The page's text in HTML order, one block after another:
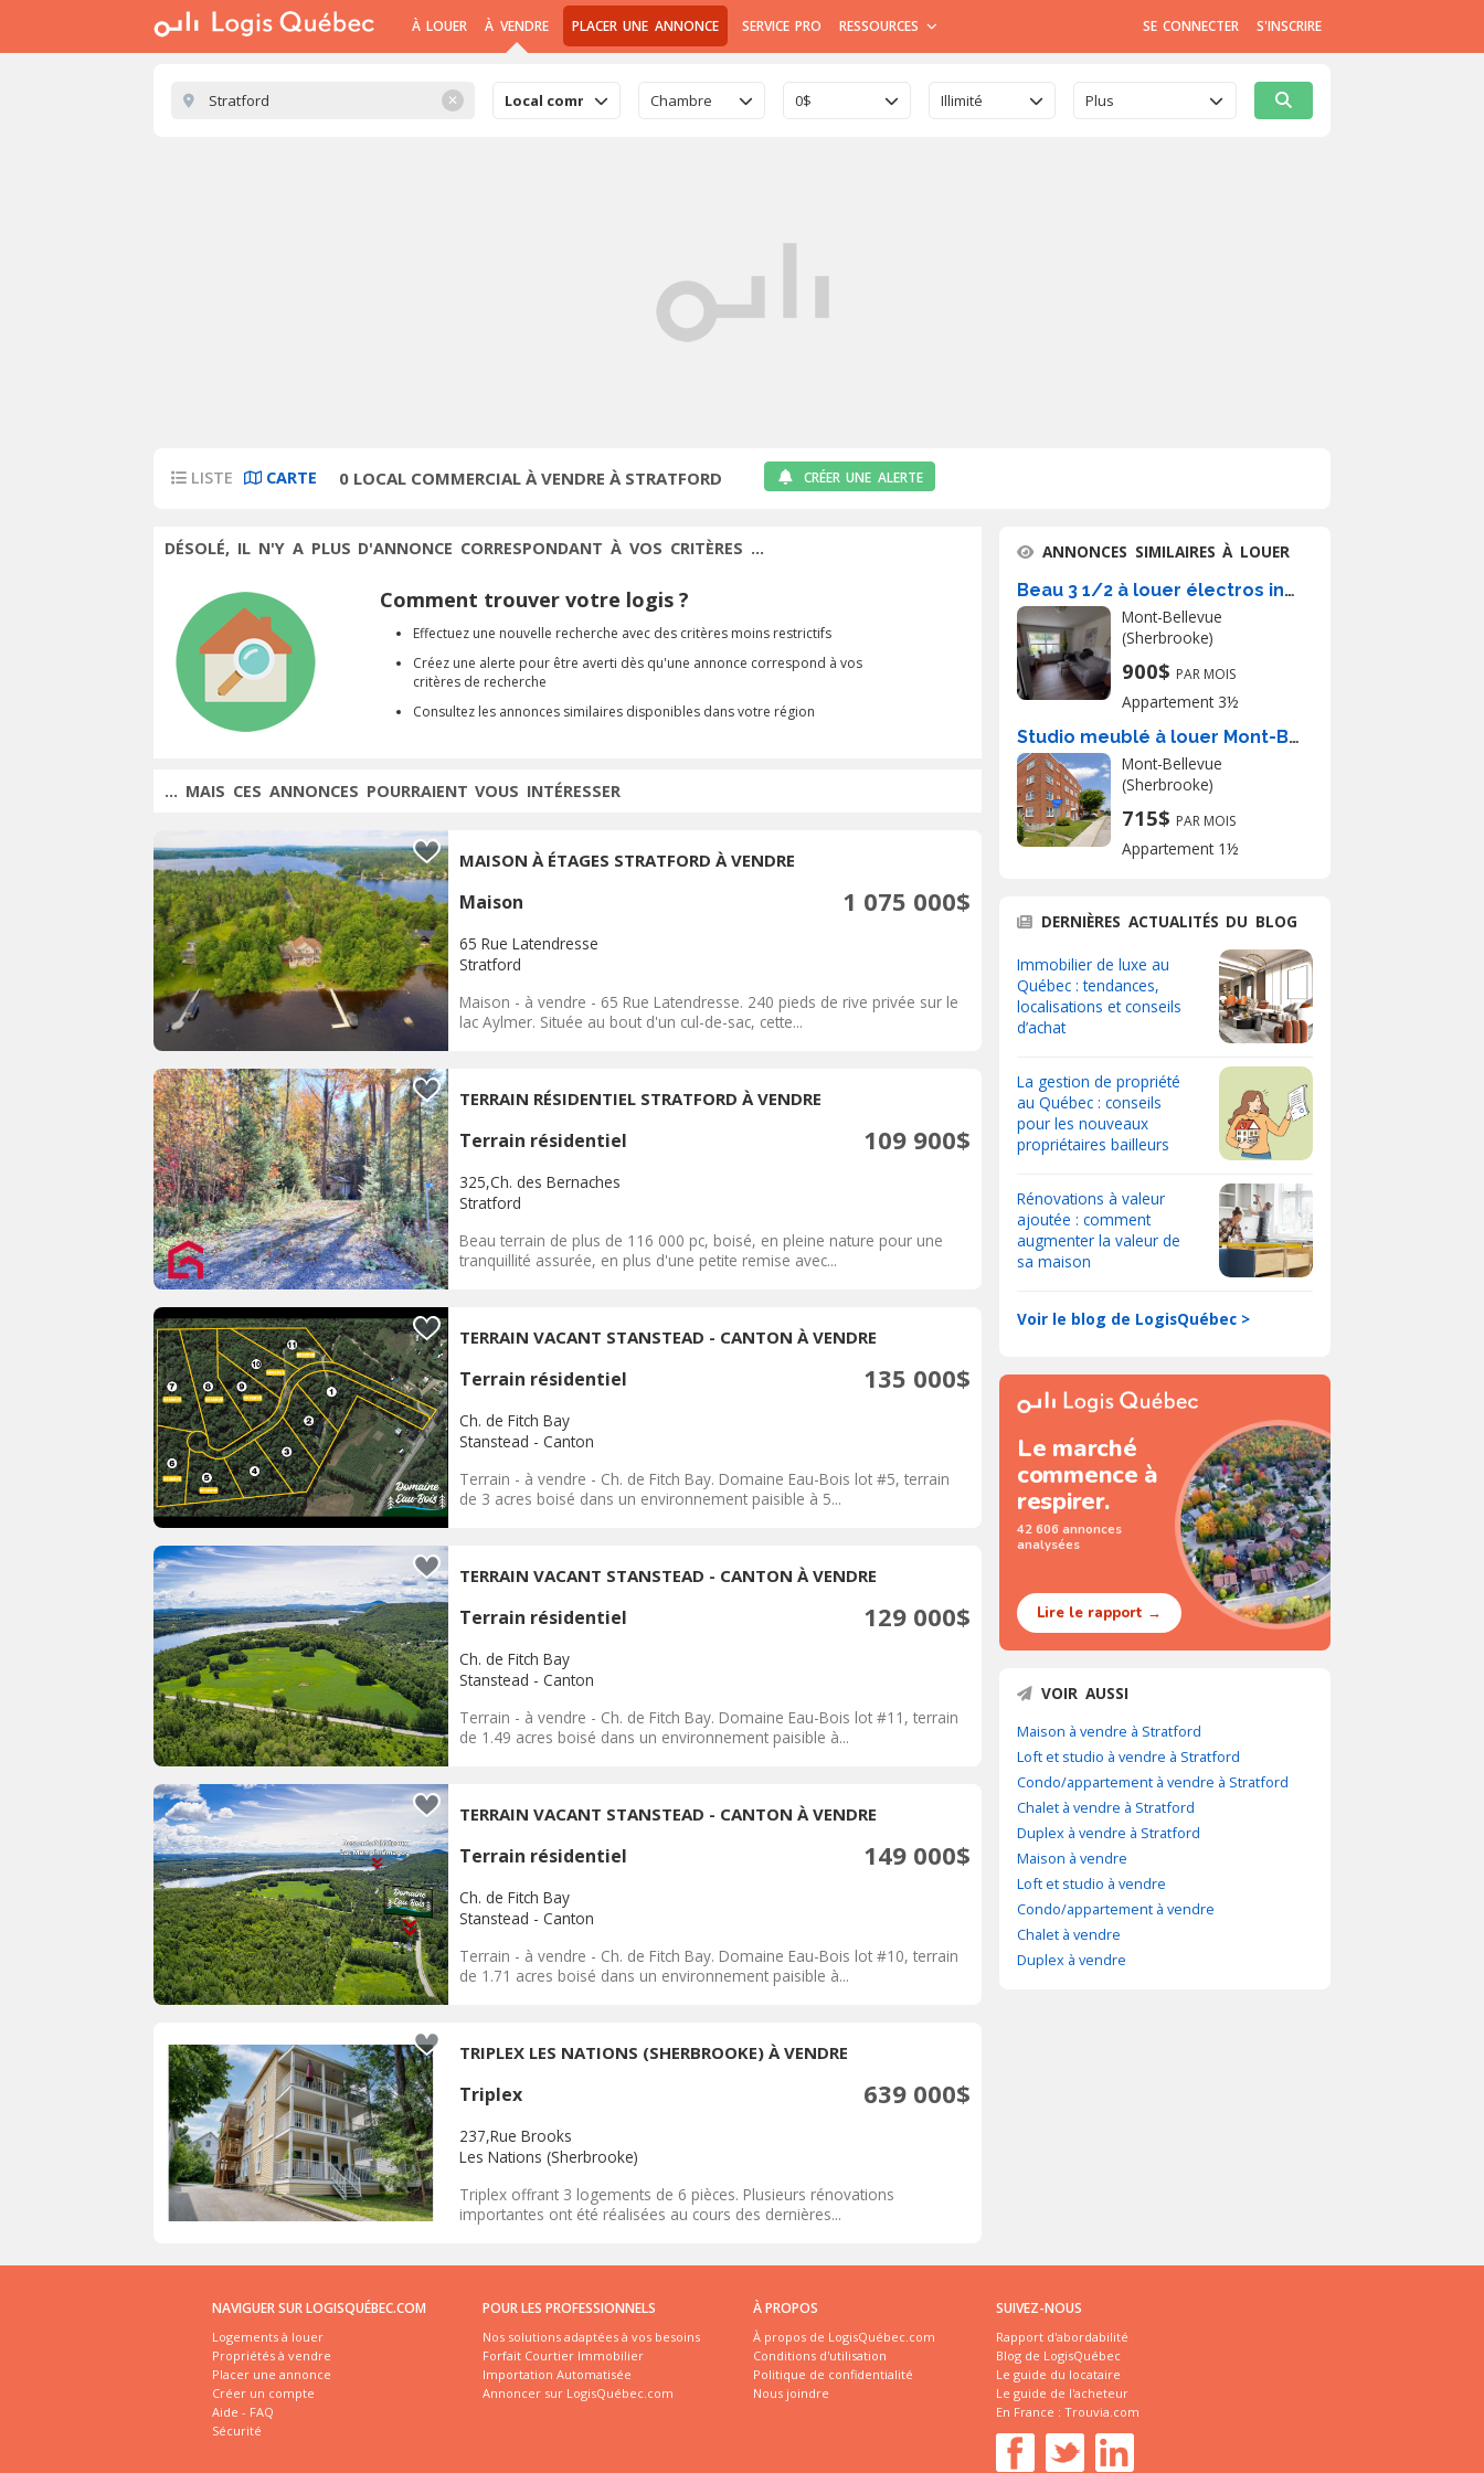
À LOUER À VENDRE PLACER UNE ANNONCE SERVICE PRO RESSOURCES SE CONNECTER S'INSCRIRE
✕ Local commercial Chambre 0$ Illimité Plus
LISTE CARTE 0 LOCAL COMMERCIAL À VENDRE À STRATFORD CRÉER UNE ALERTE
DÉSOLÉ, IL N'Y A PLUS D'ANNONCE CORRESPONDANT À VOS CRITÈRES ...
Comment trouver votre logis ?
Effectuez une nouvelle recherche avec des critères moins restrictifs
Créez une alerte pour être averti dès qu'une annonce correspond à vos
critères de recherche
Consultez les annonces similaires disponibles dans votre région
... MAIS CES ANNONCES POURRAIENT VOUS INTÉRESSER
MAISON À ÉTAGES STRATFORD À VENDRE
Maison 1 075 000$
65 Rue Latendresse
Stratford
Maison - à vendre - 65 Rue Latendresse. 240 pieds de rive privée sur le
lac Aylmer. Située au bout d'un cul-de-sac, cette...
TERRAIN RÉSIDENTIEL STRATFORD À VENDRE
Terrain résidentiel 109 900$
325,Ch. des Bernaches
Stratford
Beau terrain de plus de 116 000 pc, boisé, en pleine nature pour une
tranquillité assurée, en plus d'une petite remise avec...
TERRAIN VACANT STANSTEAD - CANTON À VENDRE
Terrain résidentiel 135 000$
Ch. de Fitch Bay
Stanstead - Canton
Terrain - à vendre - Ch. de Fitch Bay. Domaine Eau-Bois lot #5, terrain
de 3 acres boisé dans un environnement paisible à 5...
TERRAIN VACANT STANSTEAD - CANTON À VENDRE
Terrain résidentiel 129 000$
Ch. de Fitch Bay
Stanstead - Canton
Terrain - à vendre - Ch. de Fitch Bay. Domaine Eau-Bois lot #11, terrain
de 1.49 acres boisé dans un environnement paisible à...
TERRAIN VACANT STANSTEAD - CANTON À VENDRE
Terrain résidentiel 149 000$
Ch. de Fitch Bay
Stanstead - Canton
Terrain - à vendre - Ch. de Fitch Bay. Domaine Eau-Bois lot #10, terrain
de 1.71 acres boisé dans un environnement paisible à...
TRIPLEX LES NATIONS (SHERBROOKE) À VENDRE
Triplex 639 000$
237,Rue Brooks
Les Nations (Sherbrooke)
Triplex offrant 3 logements de 6 pièces. Plusieurs rénovations
importantes ont été réalisées au cours des dernières...
ANNONCES SIMILAIRES À LOUER
Beau 3 1/2 à louer électros inclus
Mont-Bellevue
(Sherbrooke)
900$ PAR MOIS
Appartement 3½
Studio meublé à louer Mont-Bellevue
Mont-Bellevue
(Sherbrooke)
715$ PAR MOIS
Appartement 1½
DERNIÈRES ACTUALITÉS DU BLOG
Immobilier de luxe au
Québec : tendances,
localisations et conseils
d’achat
La gestion de propriété
au Québec : conseils
pour les nouveaux
propriétaires bailleurs
Rénovations à valeur
ajoutée : comment
augmenter la valeur de
sa maison
Voir le blog de LogisQuébec >
Le marché
commence à
respirer.
42 606 annonces
analysées
Lire le rapport →
VOIR AUSSI
Maison à vendre à Stratford
Loft et studio à vendre à Stratford
Condo/appartement à vendre à Stratford
Chalet à vendre à Stratford
Duplex à vendre à Stratford
Maison à vendre
Loft et studio à vendre
Condo/appartement à vendre
Chalet à vendre
Duplex à vendre
NAVIGUER SUR LOGISQUÉBEC.COM
Logements à louer
Propriétés à vendre
Placer une annonce
Créer un compte
Aide - FAQ
Sécurité
POUR LES PROFESSIONNELS
Nos solutions adaptées à vos besoins
Forfait Courtier Immobilier
Importation Automatisée
Annoncer sur LogisQuébec.com
À PROPOS
À propos de LogisQuébec.com
Conditions d'utilisation
Politique de confidentialité
Nous joindre
SUIVEZ-NOUS
Rapport d'abordabilité
Blog de LogisQuébec
Le guide du locataire
Le guide de l'acheteur
En France : Trouvia.com